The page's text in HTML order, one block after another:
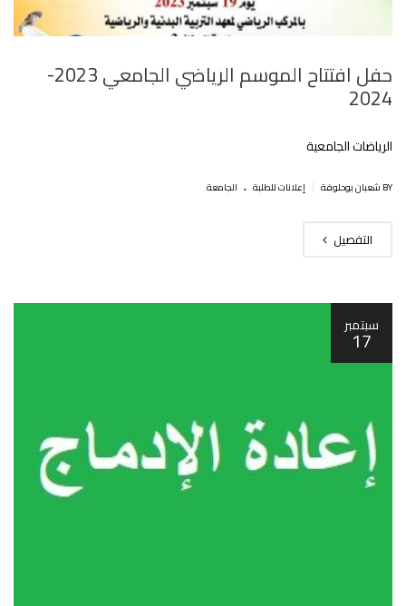
حفل افتتاح الموسم الرياضي الجامعي 2023-
2024
الرياضات الجامعية
BY شعبان بوحلوفة إعلانات للطلبة . الجامعة
التفصيل
سبتمبر
17